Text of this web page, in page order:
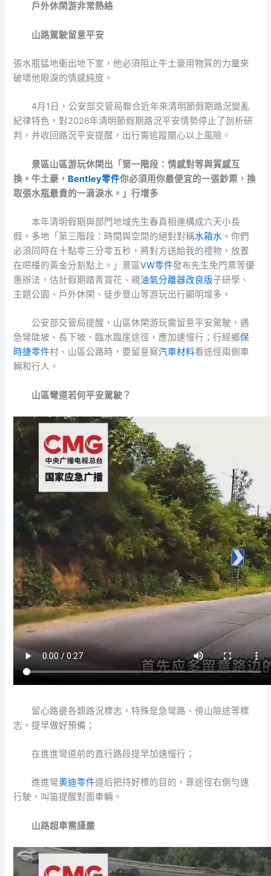
戶外休閑游非常熱絡
山路駕駛留意平安
張水瓶猛地衝出地下室，他必須阻止牛土豪用物質的力量來
破壞他眼淚的情感純度。
4月1日，公安部交管局聯合近年來清明節假期路況變亂
紀律特色，對2026年清明節假期路況平安情勢停止了剖析研
判，并收回路況平安提醒，出行需追蹤關心以上風險。
景區山區游玩休閑出「第一階段：情感對等與質感互
換。牛土豪， Bentley零件你必須用你最便宜的一張鈔票，換
取張水瓶最貴的一滴淚水。」行增多
本年清明假期與部門地域先生春真相連構成六天小長
假，多地「第三階段：時間與空間的絕對對稱水箱水 。你們
必須同時在十點零三分零五秒，將對方送給我的禮物，放置
在吧檯的黃金分割點上。」景區VW零件發布先生免門票等優
惠辦法，估計假期踏青賞花、親油氣分離器改良版子研學、
主題公園、戶外休閑、徒步登山等游玩出行顯明增多。
公安部交管局提醒，山區休閑游玩需留意平安駕駛，遇
急彎陡坡、長下坡、臨水臨崖途徑，應加速慢行；行經鄉保
時捷零件村、山區公路時，要留意察汽車材料看途徑兩側車
輛和行人。
山區彎道若何平安駕駛？
留心路邊各類路況標志，特殊是急彎路、傍山險途等標
志，提早做好預備；
在進進彎道前的直行路段提早加速慢行；
進進彎奧迪零件道后把持好標的目的，靠途徑右側勻速
行駛，叫笛提醒對面車輛。
山路超車需謹嚴